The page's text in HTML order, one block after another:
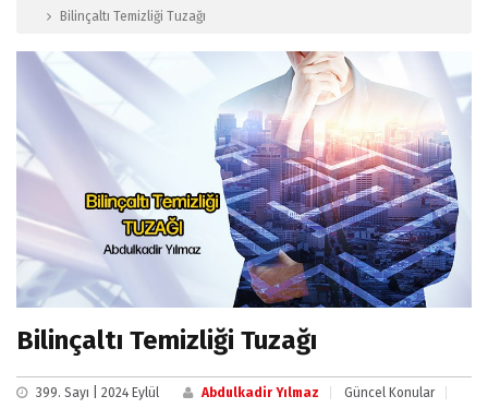
Bilinçaltı Temizliği Tuzağı
Bilinçaltı Temizliği Tuzağı
399. Sayı | 2024 Eylül Abdulkadir Yılmaz Güncel Konular